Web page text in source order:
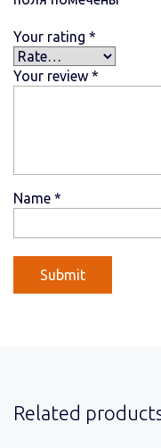
Your rating *
Your review *
Name *
Related